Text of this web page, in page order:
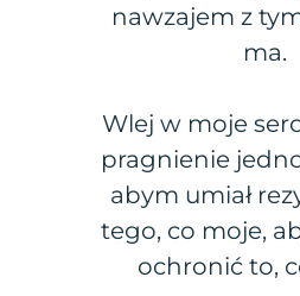
nawzajem z
ma.
Wlej w moje
pragnienie
abym umiał
tego, co moje,
ochronić to,